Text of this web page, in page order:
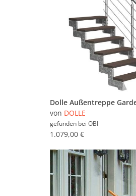
von DOLLE
gefunden bei OBI
1.079,00 €